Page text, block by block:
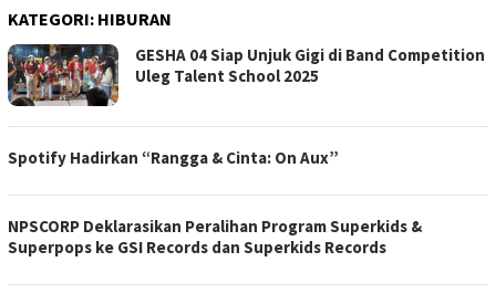
KATEGORI: HIBURAN
GESHA 04 Siap Unjuk Gigi di Band Competition
Uleg Talent School 2025
Spotify Hadirkan “Rangga & Cinta: On Aux”
NPSCORP Deklarasikan Peralihan Program Superkids &
Superpops ke GSI Records dan Superkids Records